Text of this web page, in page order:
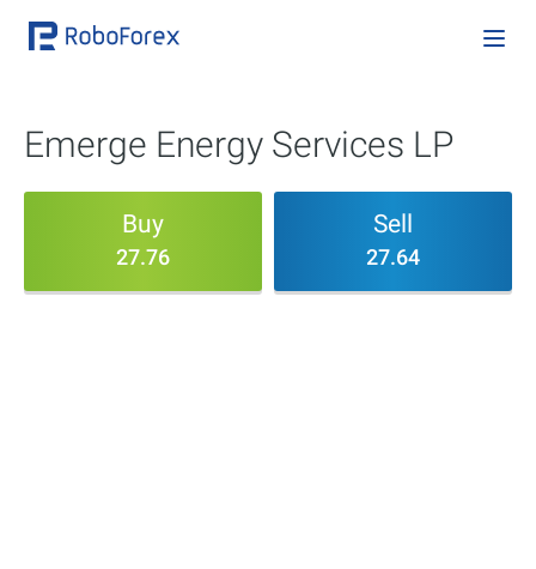
Emerge Energy Services LP
Buy
27.76
Sell
27.64